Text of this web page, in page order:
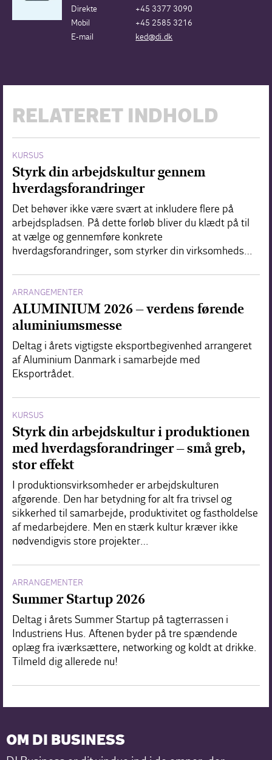
Direkte
+45 3377 3090
Mobil
+45 2585 3216
E-mail
ked@di.dk
RELATERET INDHOLD
KURSUS
Styrk din arbejdskultur gennem
hverdagsforandringer
Det behøver ikke være svært at inkludere flere på
arbejdspladsen. På dette forløb bliver du klædt på til
at vælge og gennemføre konkrete
hverdagsforandringer, som styrker din virksomheds…
ARRANGEMENTER
ALUMINIUM 2026 – verdens førende
aluminiumsmesse
Deltag i årets vigtigste eksportbegivenhed arrangeret
af Aluminium Danmark i samarbejde med
Eksportrådet.
KURSUS
Styrk din arbejdskultur i produktionen
med hverdagsforandringer – små greb,
stor effekt
I produktionsvirksomheder er arbejdskulturen
afgørende. Den har betydning for alt fra trivsel og
sikkerhed til samarbejde, produktivitet og fastholdelse
af medarbejdere. Men en stærk kultur kræver ikke
nødvendigvis store projekter…
ARRANGEMENTER
Summer Startup 2026
Deltag i årets Summer Startup på tagterrassen i
Industriens Hus. Aftenen byder på tre spændende
oplæg fra iværksættere, networking og koldt at drikke.
Tilmeld dig allerede nu!
OM DI BUSINESS